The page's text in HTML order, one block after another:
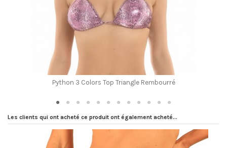
Python 3 Colors Top Triangle Rembourré
Les clients qui ont acheté ce produit ont également acheté...